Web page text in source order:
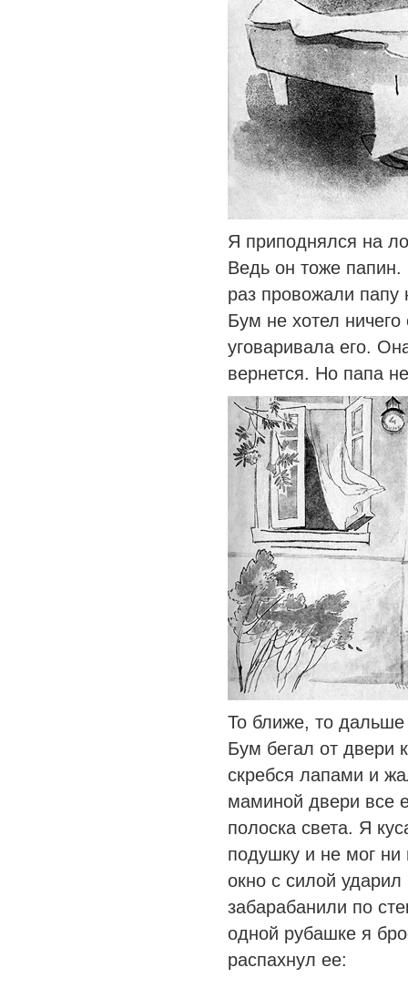
Я приподнялся на
Ведь он тоже
раз провожали папу
Бум не хотел
уговаривала его.
вернется. Но папа
То ближе, то
Бум бегал от двери
скребся лапами и
маминой двери все
полоска света. Я
подушку и не мог
окно с силой
забарабанили по
одной рубашке я
распахнул ее: